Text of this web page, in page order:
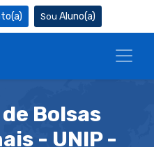
Aluno(a)
Bolsas
- UNIP -